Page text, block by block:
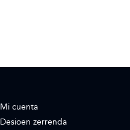
Mi cuenta
Desioen zerrenda